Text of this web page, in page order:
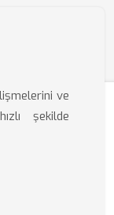
ve
şekilde